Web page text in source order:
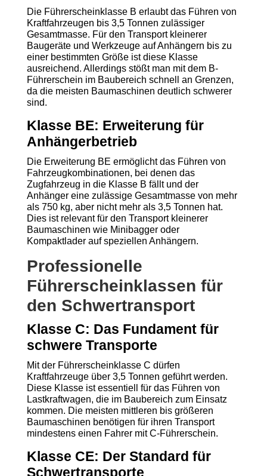
Die Führerscheinklasse B erlaubt das Führen von
Kraftfahrzeugen bis 3,5 Tonnen zulässiger
Gesamtmasse. Für den Transport kleinerer
Baugeräte und Werkzeuge auf Anhängern bis zu
einer bestimmten Größe ist diese Klasse
ausreichend. Allerdings stößt man mit dem B-
Führerschein im Baubereich schnell an Grenzen,
da die meisten Baumaschinen deutlich schwerer
sind.
Klasse BE: Erweiterung für
Anhängerbetrieb
Die Erweiterung BE ermöglicht das Führen von
Fahrzeugkombinationen, bei denen das
Zugfahrzeug in die Klasse B fällt und der
Anhänger eine zulässige Gesamtmasse von mehr
als 750 kg, aber nicht mehr als 3,5 Tonnen hat.
Dies ist relevant für den Transport kleinerer
Baumaschinen wie Minibagger oder
Kompaktlader auf speziellen Anhängern.
Professionelle
Führerscheinklassen für
den Schwertransport
Klasse C: Das Fundament für
schwere Transporte
Mit der Führerscheinklasse C dürfen
Kraftfahrzeuge über 3,5 Tonnen geführt werden.
Diese Klasse ist essentiell für das Führen von
Lastkraftwagen, die im Baubereich zum Einsatz
kommen. Die meisten mittleren bis größeren
Baumaschinen benötigen für ihren Transport
mindestens einen Fahrer mit C-Führerschein.
Klasse CE: Der Standard für
Schwertransporte